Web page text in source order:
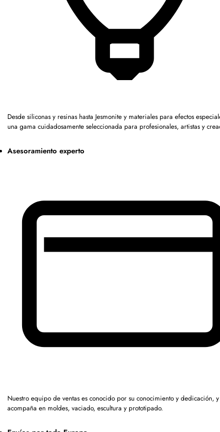
Desde siliconas y resinas hasta Jesmonite y materiales para efectos
una gama cuidadosamente seleccionada para profesionales, artistas y
Asesoramiento experto
Nuestro equipo de ventas es conocido por su conocimiento y dedicación,
acompaña en moldes, vaciado, escultura y prototipado.